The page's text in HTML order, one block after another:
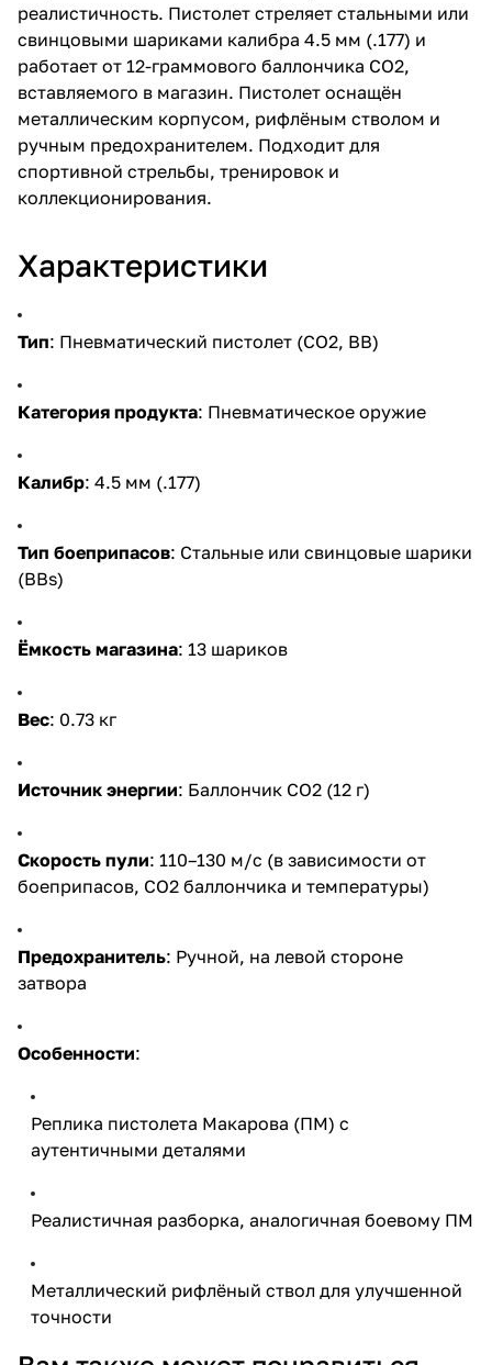
реалистичность. Пистолет стреляет стальными или
свинцовыми шариками калибра 4.5 мм (.177) и
работает от 12-граммового баллончика CO2,
вставляемого в магазин. Пистолет оснащён
металлическим корпусом, рифлёным стволом и
ручным предохранителем. Подходит для
спортивной стрельбы, тренировок и
коллекционирования.
Характеристики
Тип: Пневматический пистолет (CO2, BB)
Категория продукта: Пневматическое оружие
Калибр: 4.5 мм (.177)
Тип боеприпасов: Стальные или свинцовые шарики
(BBs)
Ёмкость магазина: 13 шариков
Вес: 0.73 кг
Источник энергии: Баллончик CO2 (12 г)
Скорость пули: 110–130 м/с (в зависимости от
боеприпасов, CO2 баллончика и температуры)
Предохранитель: Ручной, на левой стороне
затвора
Особенности:
Реплика пистолета Макарова (ПМ) с
аутентичными деталями
Реалистичная разборка, аналогичная боевому ПМ
Металлический рифлёный ствол для улучшенной
точности